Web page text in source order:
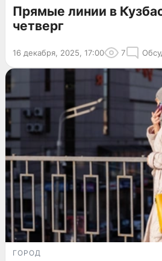
Прямые линии в
четверг
16 декабря, 2025, 17:00 7
ГОРОД